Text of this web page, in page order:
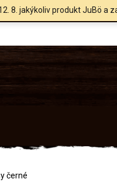
8. jakýkoliv produkt JuBö a
černé